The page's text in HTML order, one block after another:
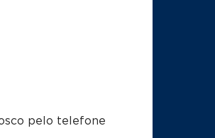
pelo telefone